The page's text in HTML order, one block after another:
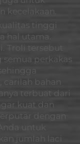
kecelakaan.
tinggi
hal utama.
Troli tersebut
perkakas
carilah bahan
terbuat dari
kuat dan
dengan
untuk
jumlah laci